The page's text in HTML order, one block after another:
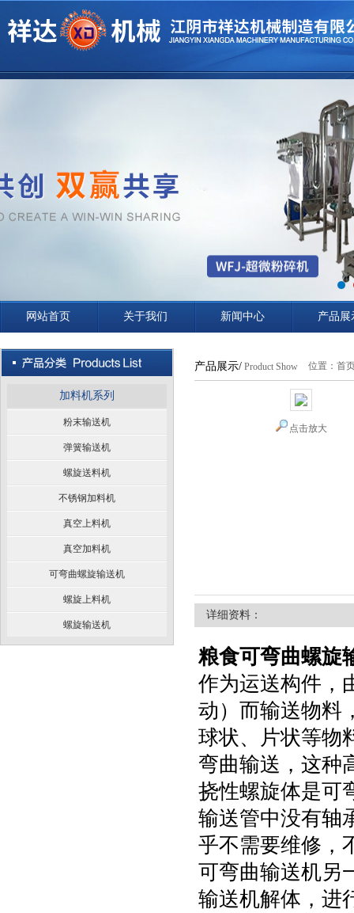
网站首页 关于我们 新闻中心 产品展
加料机系列
粉末输送机
弹簧输送机
螺旋送料机
不锈钢加料机
真空上料机
真空加料机
可弯曲螺旋输送机
螺旋上料机
螺旋输送机
产品展示/ Product Show 位置： 首
点击放大
详细资料：
粮食可弯曲螺旋
作为运送构件，
动）而输送物料
球状、片状等物
弯曲输送，这种
挠性螺旋体是可
输送管中没有轴
乎不需要维修，
可弯曲输送机另
输送机解体，进